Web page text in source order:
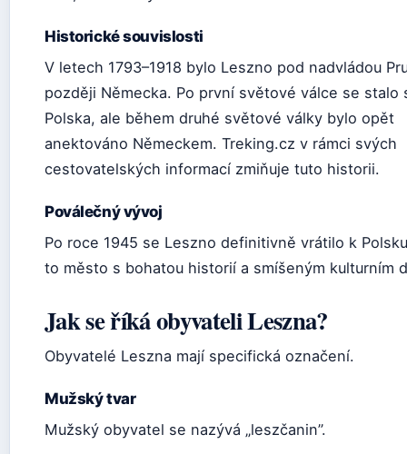
Historické souvislosti
V letech 1793–1918 bylo Leszno pod nadvládou
později Německa. Po první světové válce se stalo
Polska, ale během druhé světové války bylo opět
anektováno Německem. Treking.cz v rámci svých
cestovatelských informací zmiňuje tuto historii.
Poválečný vývoj
Po roce 1945 se Leszno definitivně vrátilo k
to město s bohatou historií a smíšeným kulturním
Jak se říká obyvateli Leszna?
Obyvatelé Leszna mají specifická označení.
Mužský tvar
Mužský obyvatel se nazývá „leszčanin”.